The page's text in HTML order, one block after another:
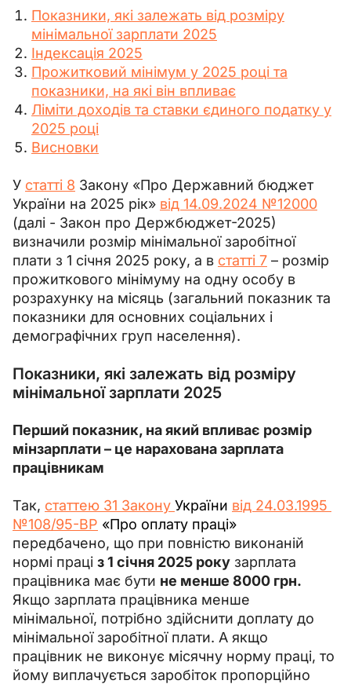
Показники, які залежать від розміру
мінімальної зарплати 2025
Індексація 2025
Прожитковий мінімум у 2025 році та
показники, на які він впливає
Ліміти доходів та ставки єдиного податку у
2025 році
Висновки
У статті 8 Закону «Про Державний бюджет
України на 2025 рік» від 14.09.2024 №12000
(далі - Закон про Держбюджет-2025)
визначили розмір мінімальної заробітної
плати з 1 січня 2025 року, а в статті 7 – розмір
прожиткового мінімуму на одну особу в
розрахунку на місяць (загальний показник та
показники для основних соціальних і
демографічних груп населення).
Показники, які залежать від розміру
мінімальної зарплати 2025
Перший показник, на який впливає розмір
мінзарплати – це нарахована зарплата
працівникам
Так, статтею 31 Закону України від 24.03.1995
№108/95-ВР «Про оплату праці»
передбачено, що при повністю виконаній
нормі праці з 1 січня 2025 року зарплата
працівника має бути не менше 8000 грн.
Якщо зарплата працівника менше
мінімальної, потрібно здійснити доплату до
мінімальної заробітної плати. А якщо
працівник не виконує місячну норму праці, то
йому виплачується заробіток пропорційно